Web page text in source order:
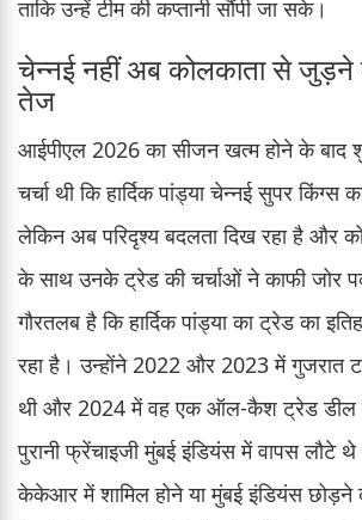
ताकि उन्हें टीम की कप्तानी सौंपी जा सके।
चेन्नई नहीं अब कोलकाता से जुड़ने
तेज
आईपीएल 2026 का सीजन खत्म होने के बाद
चर्चा थी कि हार्दिक पांड्या चेन्नई सुपर
लेकिन अब परिदृश्य बदलता दिख रहा है और
के साथ उनके ट्रेड की चर्चाओं ने काफी जोर
गौरतलब है कि हार्दिक पांड्या का ट्रेड का
रहा है। उन्होंने 2022 और 2023 में गुजरात
थी और 2024 में वह एक ऑल-कैश ट्रेड डील
पुरानी फ्रेंचाइजी मुंबई इंडियंस में वापस लौटे
केकेआर में शामिल होने या मुंबई इंडियंस